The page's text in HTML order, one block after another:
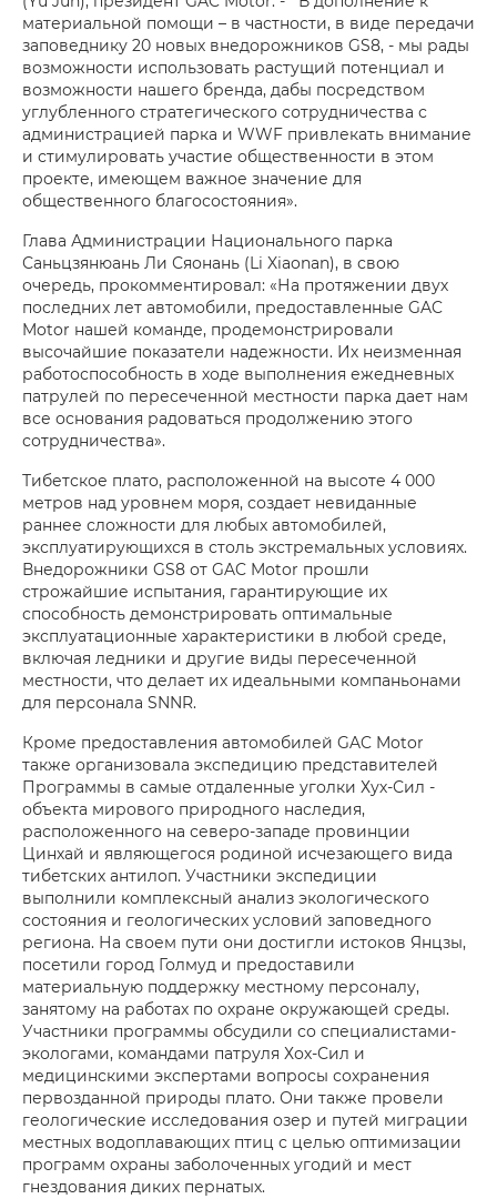
материальной помощи – в частности, в виде передачи
заповеднику 20 новых внедорожников GS8, - мы рады
возможности использовать растущий потенциал и
возможности нашего бренда, дабы посредством
углубленного стратегического сотрудничества с
администрацией парка и WWF привлекать внимание
и стимулировать участие общественности в этом
проекте, имеющем важное значение для
общественного благосостояния».
Глава Администрации Национального парка
Саньцзянюань Ли Сяонань (Li Xiaonan), в свою
очередь, прокомментировал: «На протяжении двух
последних лет автомобили, предоставленные GAC
Motor нашей команде, продемонстрировали
высочайшие показатели надежности. Их неизменная
работоспособность в ходе выполнения ежедневных
патрулей по пересеченной местности парка дает нам
все основания радоваться продолжению этого
сотрудничества».
Тибетское плато, расположенной на высоте 4 000
метров над уровнем моря, создает невиданные
раннее сложности для любых автомобилей,
эксплуатирующихся в столь экстремальных условиях.
Внедорожники GS8 от GAC Motor прошли
строжайшие испытания, гарантирующие их
способность демонстрировать оптимальные
эксплуатационные характеристики в любой среде,
включая ледники и другие виды пересеченной
местности, что делает их идеальными компаньонами
для персонала SNNR.
Кроме предоставления автомобилей GAC Motor
также организовала экспедицию представителей
Программы в самые отдаленные уголки Хух-Сил -
объекта мирового природного наследия,
расположенного на северо-западе провинции
Цинхай и являющегося родиной исчезающего вида
тибетских антилоп. Участники экспедиции
выполнили комплексный анализ экологического
состояния и геологических условий заповедного
региона. На своем пути они достигли истоков Янцзы,
посетили город Голмуд и предоставили
материальную поддержку местному персоналу,
занятому на работах по охране окружающей среды.
Участники программы обсудили со специалистами-
экологами, командами патруля Хох-Сил и
медицинскими экспертами вопросы сохранения
первозданной природы плато. Они также провели
геологические исследования озер и путей миграции
местных водоплавающих птиц с целью оптимизации
программ охраны заболоченных угодий и мест
гнездования диких пернатых.